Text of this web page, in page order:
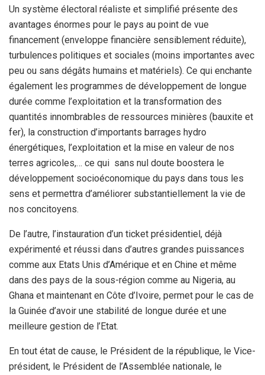
Un système électoral réaliste et simplifié présente des
avantages énormes pour le pays au point de vue
financement (enveloppe financière sensiblement réduite),
turbulences politiques et sociales (moins importantes avec
peu ou sans dégâts humains et matériels). Ce qui enchante
également les programmes de développement de longue
durée comme l’exploitation et la transformation des
quantités innombrables de ressources minières (bauxite et
fer), la construction d’importants barrages hydro
énergétiques, l’exploitation et la mise en valeur de nos
terres agricoles,… ce qui sans nul doute boostera le
développement socioéconomique du pays dans tous les
sens et permettra d’améliorer substantiellement la vie de
nos concitoyens.
De l’autre, l’instauration d’un ticket présidentiel, déjà
expérimenté et réussi dans d’autres grandes puissances
comme aux Etats Unis d’Amérique et en Chine et même
dans des pays de la sous-région comme au Nigeria, au
Ghana et maintenant en Côte d’Ivoire, permet pour le cas de
la Guinée d’avoir une stabilité de longue durée et une
meilleure gestion de l’Etat.
En tout état de cause, le Président de la république, le Vice-
président, le Président de l’Assemblée nationale, le